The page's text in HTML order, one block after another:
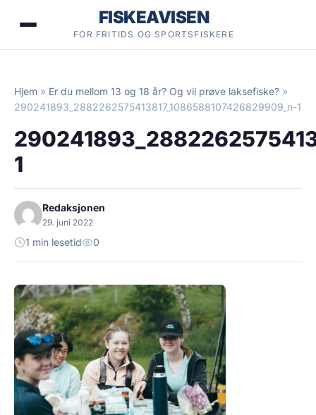
FISKEAVISEN
FOR FRITIDS OG SPORTSFISKERE
Hjem » Er du mellom 13 og 18 år? Og vil prøve laksefiske? »
290241893_2882262575413817_1086588107426829909_n-1
1
Redaksjonen
29. juni 2022
1 min lesetid 0